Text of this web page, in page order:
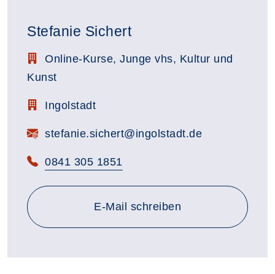
Stefanie Sichert
Stellenbezeichnung:
Online-Kurse, Junge vhs, Kultur und
Kunst
Zimmerbezeichnung:
Ingolstadt
E-Mail:stefanie.sichert@ingolstadt.de
Telefon:
0841 305 1851
E-Mail schreiben